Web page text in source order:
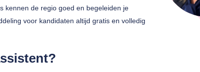
kennen de regio goed en begeleiden je
voor kandidaten altijd gratis en volledig